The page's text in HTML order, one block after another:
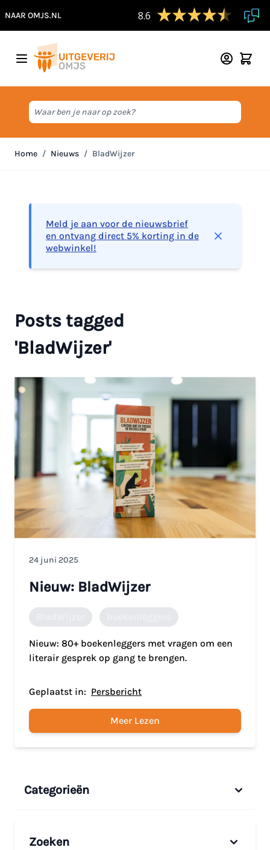
NAAR OMJS.NL 8.6
Waar ben je naar op zoek?
Home / Nieuws / BladWijzer
Meld je aan voor de nieuwsbrief
en ontvang direct 5% korting in de
webwinkel!
Posts tagged
'BladWijzer'
24 juni 2025
Nieuw: BladWijzer
Nieuw: 80+ boekenleggers met vragen om een
literair gesprek op gang te brengen.
Geplaatst in: Persbericht
Meer Lezen
Categorieën
Zoeken